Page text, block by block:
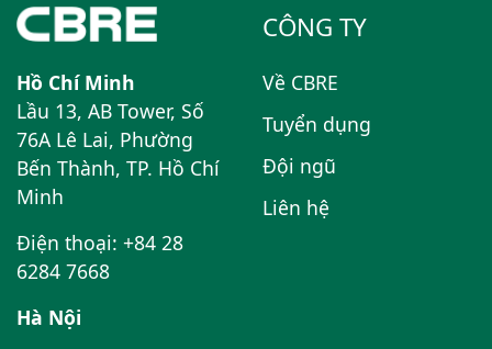
Hồ Chí Minh
Lầu 13, AB Tower, Số
76A Lê Lai, Phường
Bến Thành, TP. Hồ Chí
Minh
Điện thoại: +84 28
6284 7668
Hà Nội
CÔNG TY
Về CBRE
Tuyển dụng
Đội ngũ
Liên hệ